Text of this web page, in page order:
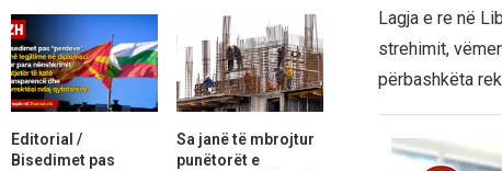
Lagja e re në
strehimit,
përbashkëta
Editorial /
Bisedimet pas
Sa janë të mbrojtur
punëtorët e